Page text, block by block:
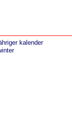
kalender